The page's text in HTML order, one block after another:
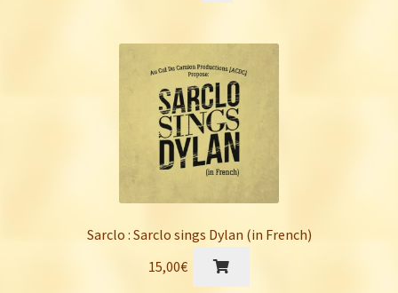
Sarclo : Sarclo sings Dylan (in French)
15,00€